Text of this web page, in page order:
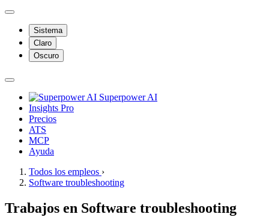
Sistema
Claro
Oscuro
Superpower AI
Insights Pro
Precios
ATS
MCP
Ayuda
Todos los empleos ›
Software troubleshooting
Trabajos en Software troubleshooting